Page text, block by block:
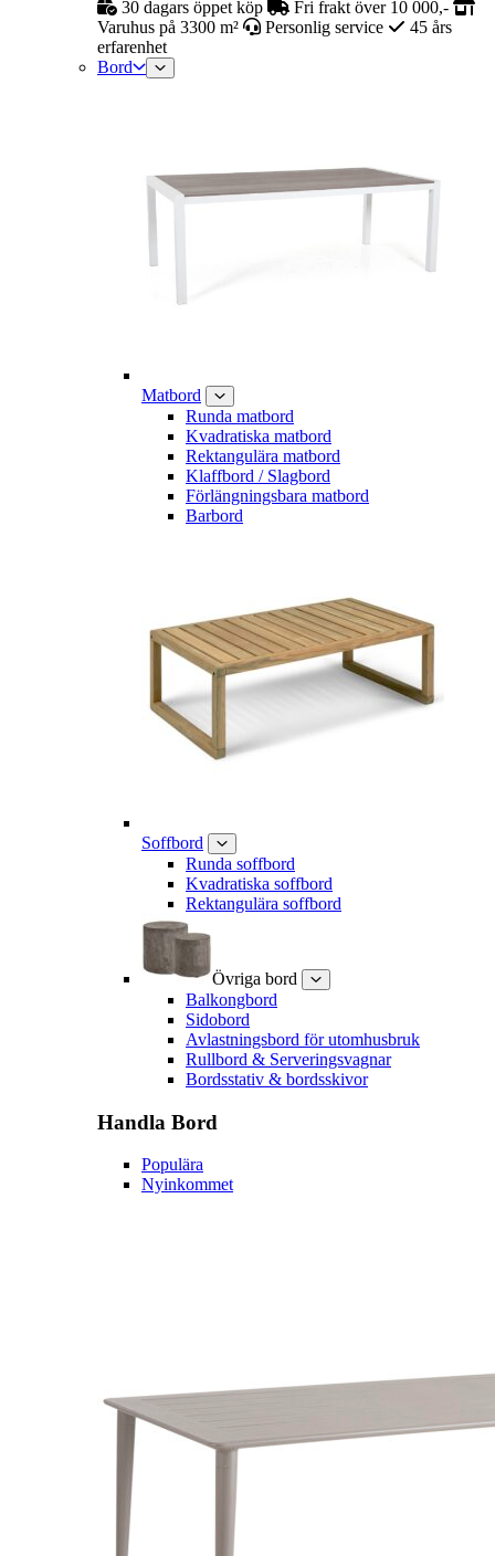
30 dagars öppet köp
Fri frakt över 10 000,-
Varuhus på 3300 m²
Personlig service
45 års
erfarenhet
Bord
Matbord
Runda matbord
Kvadratiska matbord
Rektangulära matbord
Klaffbord / Slagbord
Förlängningsbara matbord
Barbord
Soffbord
Runda soffbord
Kvadratiska soffbord
Rektangulära soffbord
Övriga bord
Balkongbord
Sidobord
Avlastningsbord för utomhusbruk
Rullbord & Serveringsvagnar
Bordsstativ & bordsskivor
Handla Bord
Populära
Nyinkommet